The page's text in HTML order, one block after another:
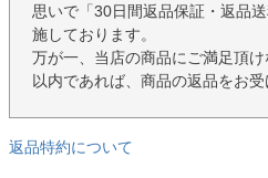
思いで「30日間返品保証・返品
施しております。
万が一、当店の商品にご満足頂
以内であれば、商品の返品をお受
返品特約について